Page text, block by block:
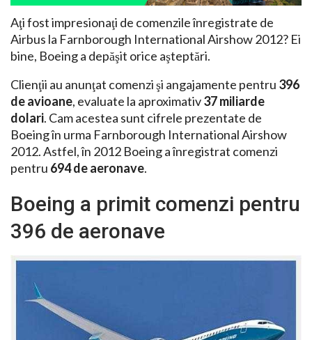
Aţi fost impresionaţi de comenzile înregistrate de
Airbus la Farnborough International Airshow 2012? Ei
bine, Boeing a depăşit orice aşteptări.
Clienţii au anunţat comenzi şi angajamente pentru 396
de avioane, evaluate la aproximativ37 miliarde
dolari. Cam acestea sunt cifrele prezentate de
Boeing în urma Farnborough International Airshow
2012. Astfel, în 2012 Boeing a înregistrat comenzi
pentru 694 de aeronave.
Boeing a primit comenzi pentru
396 de aeronave